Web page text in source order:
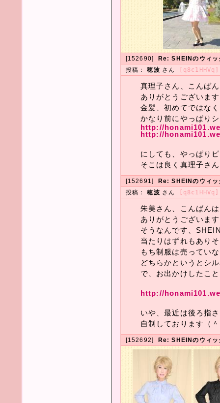
[152690]
Re: SHEINのウィッ
投稿：穂波 さん [q8c1HHVq]
真理子さん、こんば
ありがとうございま
金髪、初めてではな
かなり前にやっぱり
http://
http://
にしても、やっぱり
そこは良く真理子さ
[152691]
Re: SHEINのウィッ
投稿：穂波 さん [q8c1HHVq]
朱美さん、こんばん
ありがとうございま
そうなんです、
当たりはずれもあり
もち制服は売ってい
どちらかというとシ
で、お出かけしたこ
http://
いや、最近は後ろ指
自制しております（
[152692] Re: SHEINのウィッ